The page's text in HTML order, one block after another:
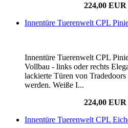
224,00 EUR
Innentüre Tuerenwelt CPL
Innentüre Tuerenwelt CPL
Vollbau - links oder rechts
lackierte Türen von
werden. Weiße I...
224,00 EUR
Innentüre Tuerenwelt CPL